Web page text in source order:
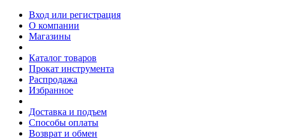
Вход или регистрация
О компании
Магазины
Каталог товаров
Прокат инструмента
Распродажа
Избранное
Доставка и подъем
Способы оплаты
Возврат и обмен